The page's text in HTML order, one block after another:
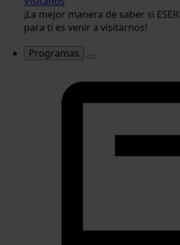
¡La mejor manera de saber si
para tí es venir a visitarnos!
Programas